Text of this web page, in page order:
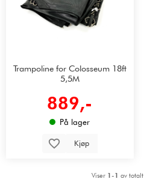
Trampoline for Colosseum 18ft
5,5M
889,-
På lager
Kjøp
Viser 1-1 av totalt